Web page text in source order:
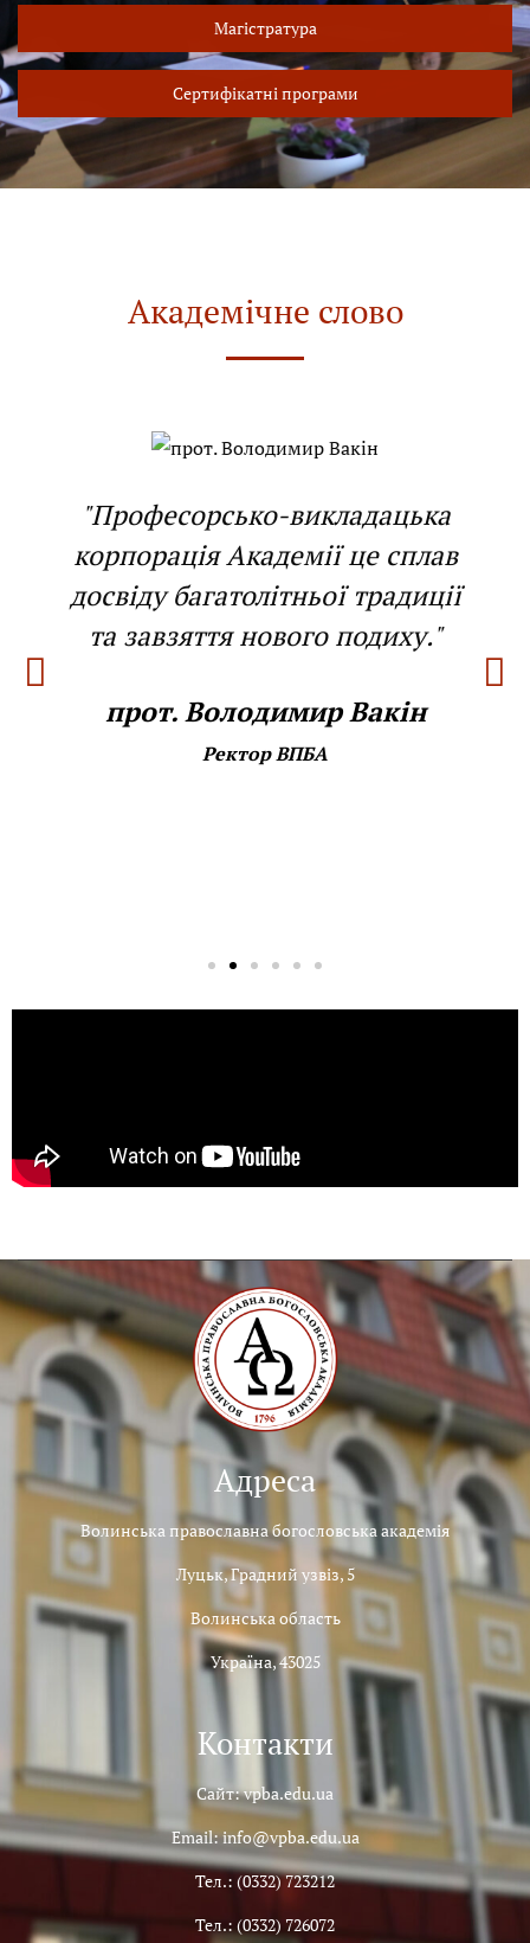
Магістратура
Сертифікатні програми
Академічне слово
"Професорсько-викладацька
корпорація Академії це сплав
досвіду багатолітньої традиції
та завзяття нового подиху."
прот. Володимир Вакін
Ректор ВПБА
Адреса
Волинська православна богословська академія
Луцьк, Градний узвіз, 5
Волинська область
Україна, 43025
Контакти
Сайт: vpba.edu.ua
Email: info@vpba.edu.ua
Тел.: (0332) 723212
Тел.: (0332) 726072